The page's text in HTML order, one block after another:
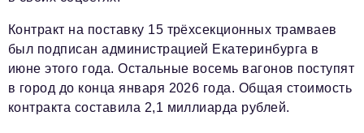
Контракт на поставку 15 трёхсекционных трамваев
был подписан администрацией Екатеринбурга в
июне этого года. Остальные восемь вагонов поступят
в город до конца января 2026 года. Общая стоимость
контракта составила 2,1 миллиарда рублей.